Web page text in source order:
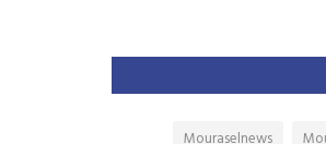
Mouraselnews